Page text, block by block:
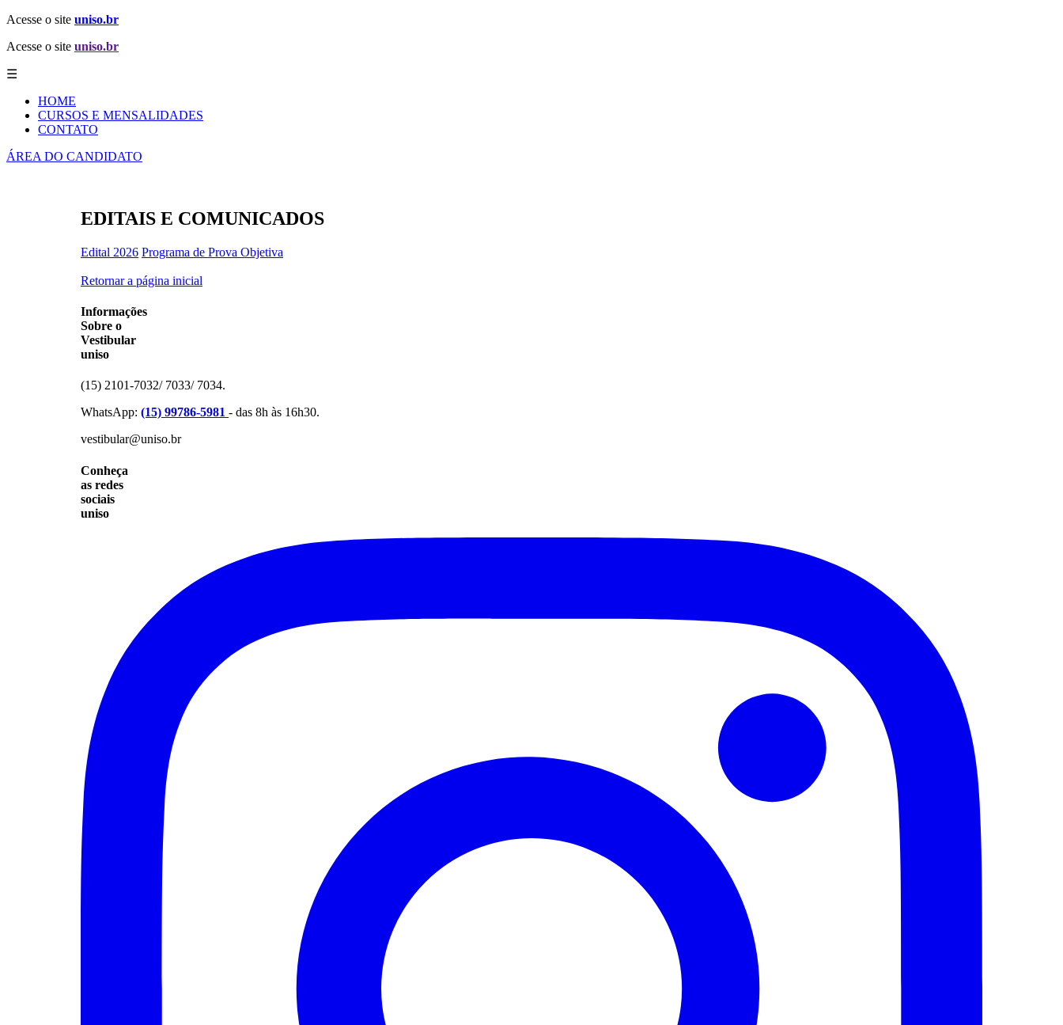
Acesse o site uniso.br
Acesse o site uniso.br
☰
HOME
CURSOS E MENSALIDADES
CONTATO
ÁREA DO CANDIDATO
EDITAIS E COMUNICADOS
Edital 2026 Programa de Prova Objetiva
Retornar a página inicial
Informações
Sobre o
Vestibular
uniso
(15) 2101-7032/ 7033/ 7034.
WhatsApp: (15) 99786-5981 - das 8h às 16h30.
vestibular@uniso.br
Conheça
as redes
sociais
uniso